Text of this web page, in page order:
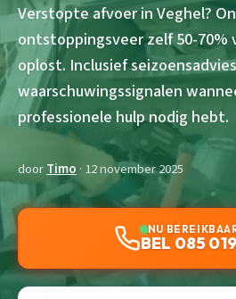
Verstopte afvoer in Veghel?
ontstoppingsveer zelf 50-70%
oplost. Inclusief
waarschuwingssignalen
professionele hulp nodig hebt.
doorTimo · 12 november 2025
NU
BEL 085